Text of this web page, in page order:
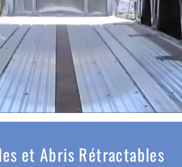
et Abris Rétractables